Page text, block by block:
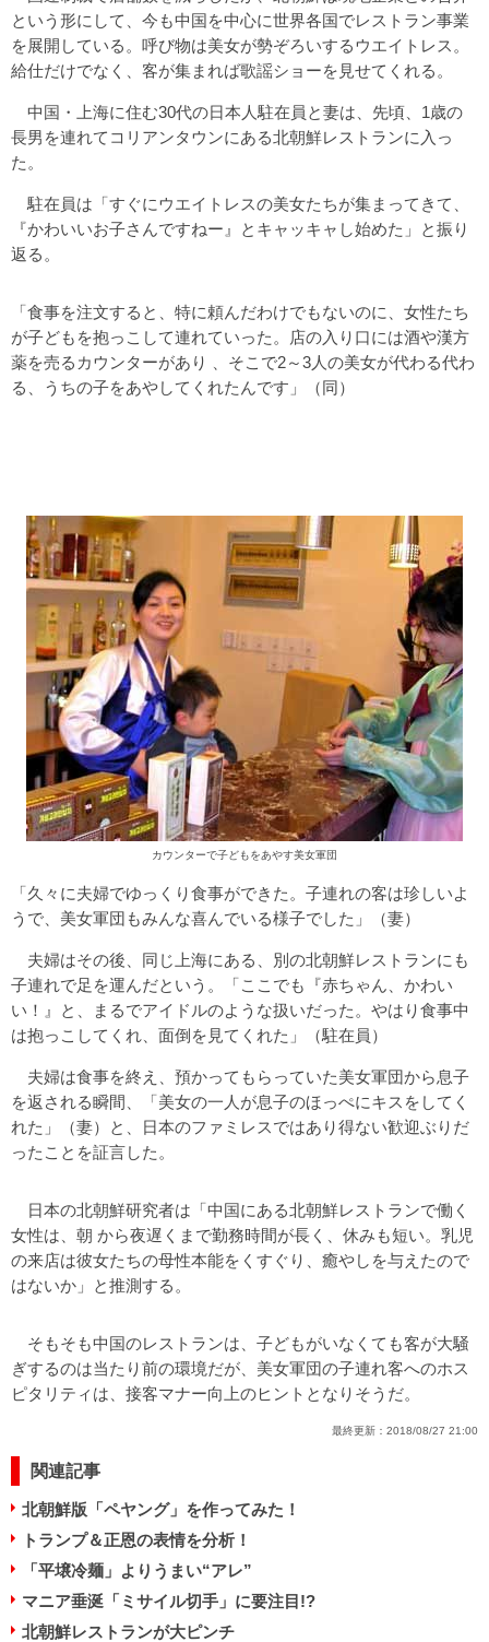
という形にして、今も中国を中心に世界各国でレストラン事業
を展開している。呼び物は美女が勢ぞろいするウエイトレス。
給仕だけでなく、客が集まれば歌謡ショーを見せてくれる。
中国・上海に住む30代の日本人駐在員と妻は、先頃、1歳の
長男を連れてコリアンタウンにある北朝鮮レストランに入っ
た。
駐在員は「すぐにウエイトレスの美女たちが集まってきて、
『かわいいお子さんですねー』とキャッキャし始めた」と振り
返る。
「食事を注文すると、特に頼んだわけでもないのに、女性たち
が子どもを抱っこして連れていった。店の入り口には酒や漢方
薬を売るカウンターがあり 、そこで2～3人の美女が代わる代わ
る、うちの子をあやしてくれたんです」（同）
カウンターで子どもをあやす美女軍団
「久々に夫婦でゆっくり食事ができた。子連れの客は珍しいよ
うで、美女軍団もみんな喜んでいる様子でした」（妻）
夫婦はその後、同じ上海にある、別の北朝鮮レストランにも
子連れで足を運んだという。「ここでも『赤ちゃん、かわい
い！』と、まるでアイドルのような扱いだった。やはり食事中
は抱っこしてくれ、面倒を見てくれた」（駐在員）
夫婦は食事を終え、預かってもらっていた美女軍団から息子
を返される瞬間、「美女の一人が息子のほっぺにキスをしてく
れた」（妻）と、日本のファミレスではあり得ない歓迎ぶりだ
ったことを証言した。
日本の北朝鮮研究者は「中国にある北朝鮮レストランで働く
女性は、朝 から夜遅くまで勤務時間が長く、休みも短い。乳児
の来店は彼女たちの母性本能をくすぐり、癒やしを与えたので
はないか」と推測する。
そもそも中国のレストランは、子どもがいなくても客が大騒
ぎするのは当たり前の環境だが、美女軍団の子連れ客へのホス
ピタリティは、接客マナー向上のヒントとなりそうだ。
最終更新： 2018/08/27 21:00
関連記事
北朝鮮版「ペヤング」を作ってみた！
トランプ＆正恩の表情を分析！
「平壌冷麺」よりうまい“アレ”
マニア垂涎「ミサイル切手」に要注目!?
北朝鮮レストランが大ピンチ